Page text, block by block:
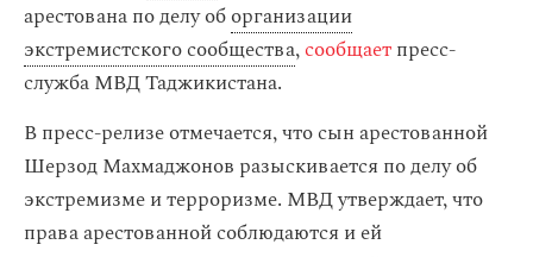
арестована по делу оборганизации
экстремистского сообщества,сообщаетпресс-
служба МВД Таджикистана.
В пресс-релизе отмечается, что сын арестованной
Шерзод Махмаджонов разыскивается по делу об
экстремизме и терроризме. МВД утверждает, что
права арестованной соблюдаются и ей